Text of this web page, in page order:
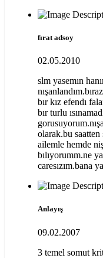
fırat adsoy
02.05.2010
slm yasemın
bır kız efendı
bır turlu
olarak.bu saatten
ailemle hemde
bılıyorumm.ne
caresızım.bana
Anlayış
09.02.2007
3 temel somut